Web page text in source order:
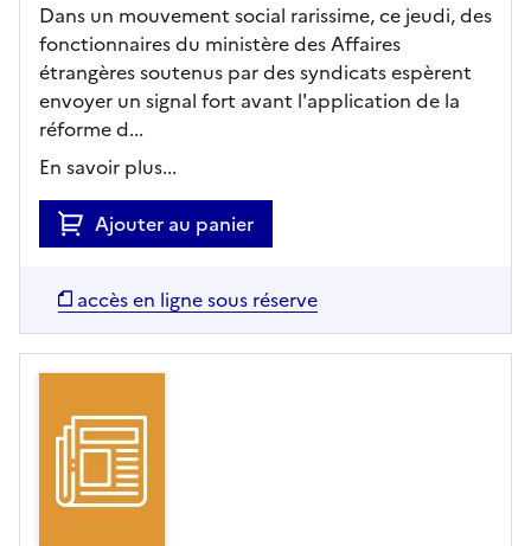
Dans un mouvement social rarissime, ce jeudi, des
fonctionnaires du ministère des Affaires
étrangères soutenus par des syndicats espèrent
envoyer un signal fort avant l'application de la
réforme d...
En savoir plus...
Ajouter au panier
accès en ligne sous réserve